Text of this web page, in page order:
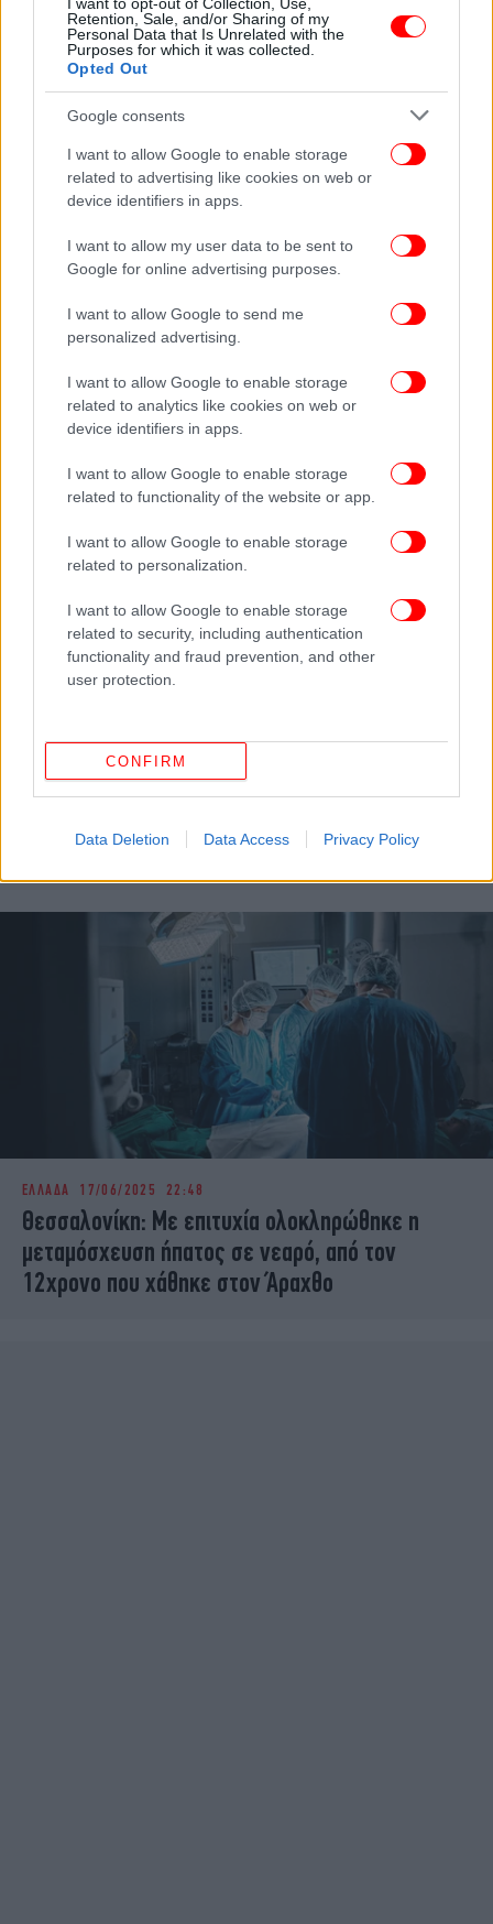
Retention, Sale, and/or Sharing of my
Personal Data that Is Unrelated with the
Purposes for which it was collected.
Opted Out
Google consents
I want to allow Google to enable storage
related to advertising like cookies on web or
device identifiers in apps.
I want to allow my user data to be sent to
Google for online advertising purposes.
I want to allow Google to send me
personalized advertising.
I want to allow Google to enable storage
related to analytics like cookies on web or
device identifiers in apps.
I want to allow Google to enable storage
related to functionality of the website or app.
I want to allow Google to enable storage
related to personalization.
I want to allow Google to enable storage
related to security, including authentication
functionality and fraud prevention, and other
user protection.
CONFIRM
Data Deletion Data Access Privacy Policy
χειρουργός μεταμοσχεύσεων ήπατος στην
Ελλάδα
09/10/2025 10:50
Η πρώτη στον κόσμο μεταμόσχευση ήπατος από
κινδυνεύουν με κίρρωση ή καρκίνο στο ήπαρ
ΕΛΛΑΔΑ 17/06/2025 22:48
Θεσσαλονίκη: Με επιτυχία ολοκληρώθηκε η
μεταμόσχευση ήπατος σε νεαρό, από τον
12χρονο που χάθηκε στον Άραχθο